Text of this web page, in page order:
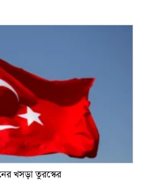
খসড়া তুরস্কের